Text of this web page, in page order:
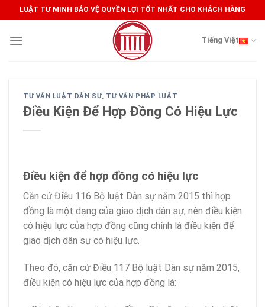
to
content
LUẬT TƯ MINH BẢO VỆ QUYỀN LỢI TỐT NHẤT CHO KHÁCH HÀNG
Tiếng Việt
TƯ VẤN LUẬT DÂN SỰ, TƯ VẤN PHÁP LUẬT
Điều Kiện Để Hợp Đồng Có Hiệu Lực
Điều kiện để hợp đồng có hiệu lực
Căn cứ Điều 116 Bộ luật Dân sự năm 2015 thì hợp
đồng là một dạng của giao dịch dân sự, nên điều kiện
có hiệu lực của hợp đồng cũng chính là điều kiện để
giao dịch dân sự có hiệu lực.
Theo đó, căn cứ Điều 117 Bộ luật Dân sự năm 2015,
điều kiện có hiệu lực của hợp đồng là: